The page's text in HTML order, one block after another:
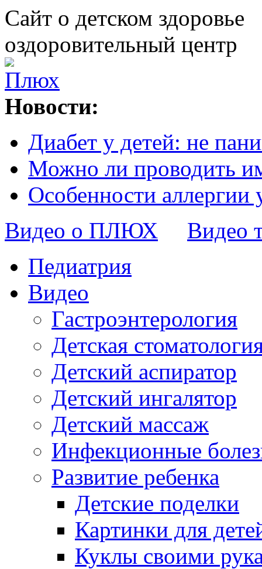
Сайт о детском здоровье
оздоровительный центр
Новости:
Диабет у детей: не
Можно ли проводить
Особенности аллергии
Видео о ПЛЮХ
Видео
Педиатрия
Видео
Гастроэнтерология
Детская
Детский аспиратор
Детский ингалятор
Детский массаж
Инфекционные
Развитие ребенка
Детские поделки
Картинки для
Куклы своими